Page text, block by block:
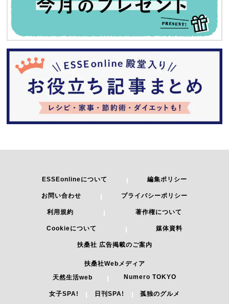
ESSEonlineについて 編集ポリシー
お問い合わせ プライバシーポリシー
利用規約 著作権について
Cookieについて 媒体資料
扶桑社 広告掲載のご案内
扶桑社Webメディア
天然生活web
Numero TOKYO
女子SPA! 日刊SPA! 孤独のグルメ